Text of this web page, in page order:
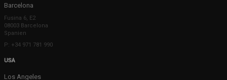
Barcelona
Fusina 6, E2
08003 Barcelona
Spanien
P: +34 971 781 990
USA
Los Angeles